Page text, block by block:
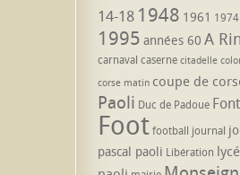
14-18 1948 1961 1974
1995 années 60 A
carnaval caserne citadelle
corse matin coupe de
Paoli Duc de Padoue
Footfootball journal
pascal paoli Libération